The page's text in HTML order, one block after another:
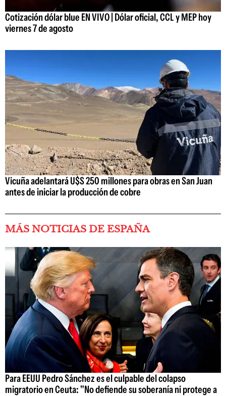
Cotización dólar blue EN VIVO | Dólar oficial, CCL y MEP hoy
viernes 7 de agosto
Vicuña adelantará U$S 250 millones para obras en San Juan
antes de iniciar la producción de cobre
MÁS NOTICIAS DE ESPAÑA
Para EEUU Pedro Sánchez es el culpable del colapso
migratorio en Ceuta: "No defiende su soberanía ni protege a